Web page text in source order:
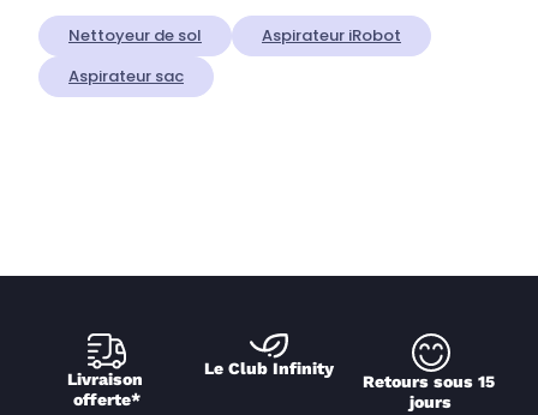
Nettoyeur de sol
Aspirateur iRobot
Aspirateur sac
Livraison
offerte*
Le Club Infinity
Retours sous 15
jours